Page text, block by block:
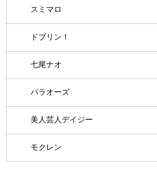
スミマロ
ドブリン！
七尾ナオ
パラオーズ
美人芸人デイジー
モクレン